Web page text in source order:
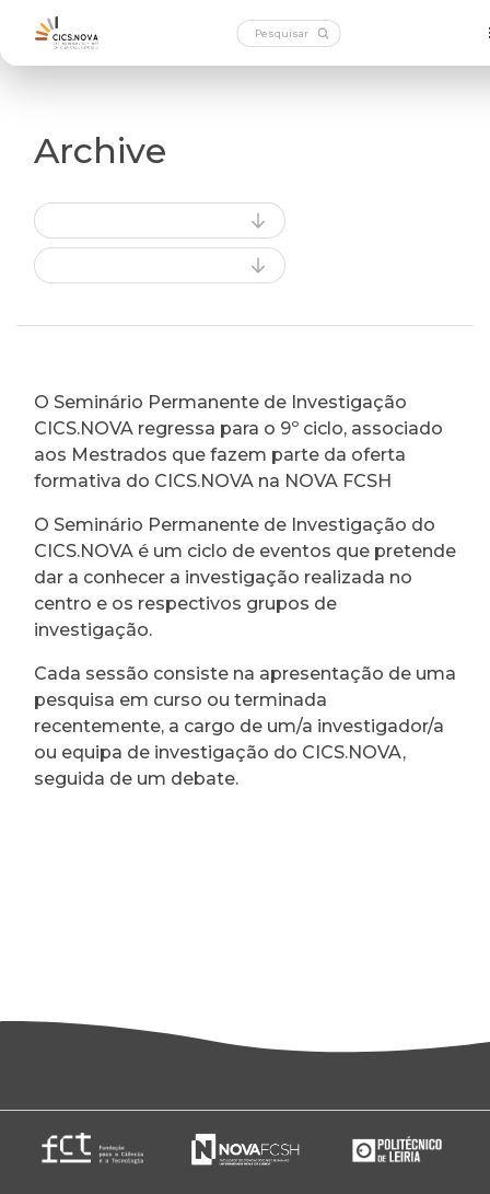
Archive
O Seminário Permanente de Investigação
CICS.NOVA regressa para o 9º ciclo, associado
aos Mestrados que fazem parte da oferta
formativa do CICS.NOVA na NOVA FCSH
O Seminário Permanente de Investigação do
CICS.NOVA é um ciclo de eventos que pretende
dar a conhecer a investigação realizada no
centro e os respectivos grupos de
investigação.
Cada sessão consiste na apresentação de uma
pesquisa em curso ou terminada
recentemente, a cargo de um/a investigador/a
ou equipa de investigação do CICS.NOVA,
seguida de um debate.